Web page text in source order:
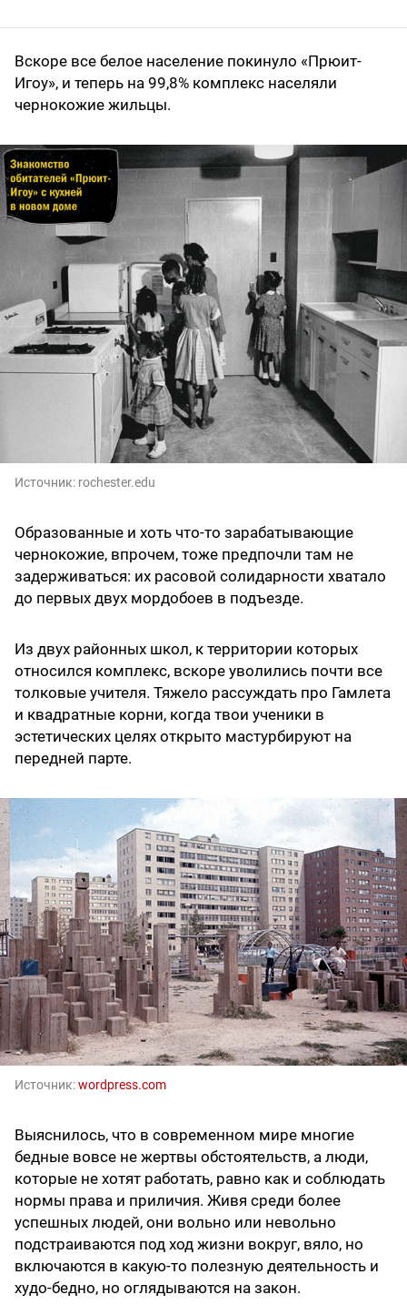
Вскоре все белое население покинуло «Прюит-
Игоу», и теперь на 99,8% комплекс населяли
чернокожие жильцы.
Источник: rochester.edu
Образованные и хоть что-то зарабатывающие
чернокожие, впрочем, тоже предпочли там не
задерживаться: их расовой солидарности хватало
до первых двух мордобоев в подъезде.
Из двух районных школ, к территории которых
относился комплекс, вскоре уволились почти все
толковые учителя. Тяжело рассуждать про Гамлета
и квадратные корни, когда твои ученики в
эстетических целях открыто мастурбируют на
передней парте.
Источник:wordpress.com
Выяснилось, что в современном мире многие
бедные вовсе не жертвы обстоятельств, а люди,
которые не хотят работать, равно как и соблюдать
нормы права и приличия. Живя среди более
успешных людей, они вольно или невольно
подстраиваются под ход жизни вокруг, вяло, но
включаются в какую-то полезную деятельность и
худо-бедно, но оглядываются на закон.